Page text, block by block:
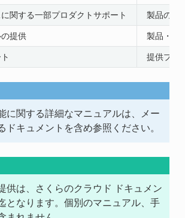
関する一部プロダクトサポート 製品の仕
提供 製品・サ
提供プラ
に関する詳細なマニュアルは、メー
ドキュメントを含め参照ください。
供は、さくらのクラウド ドキュメン
となります。個別のマニュアル、手